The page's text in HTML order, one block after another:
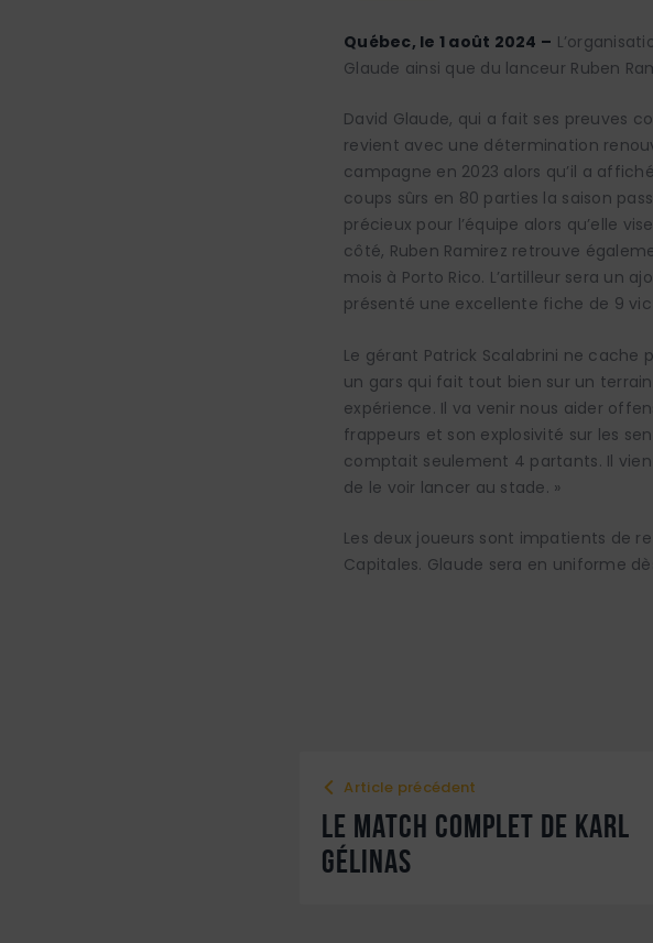
Québec, le 1 août 2024 –
Glaude ainsi que du lanceur Ruben
David Glaude, qui a fait ses preuves
revient avec une détermination
campagne en 2023 alors qu’il a
coups sûrs en 80 parties la saison
précieux pour l’équipe alors qu’elle
côté, Ruben Ramirez retrouve
mois à Porto Rico. L’artilleur sera un
présenté une excellente fiche de 9
Le gérant Patrick Scalabrini ne cache
un gars qui fait tout bien sur un
expérience. Il va venir nous aider
frappeurs et son explosivité sur les
comptait seulement 4 partants. Il
de le voir lancer au stade. »
Les deux joueurs sont impatients de
Capitales. Glaude sera en uniforme
Article précédent
Le match complet de Karl
Gélinas